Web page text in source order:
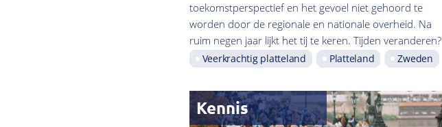
toekomstperspectief en het gevoel niet gehoord te
worden door de regionale en nationale overheid. Na
ruim negen jaar lijkt het tij te keren. Tijden veranderen?
Veerkrachtig platteland Platteland Zweden
Kennis